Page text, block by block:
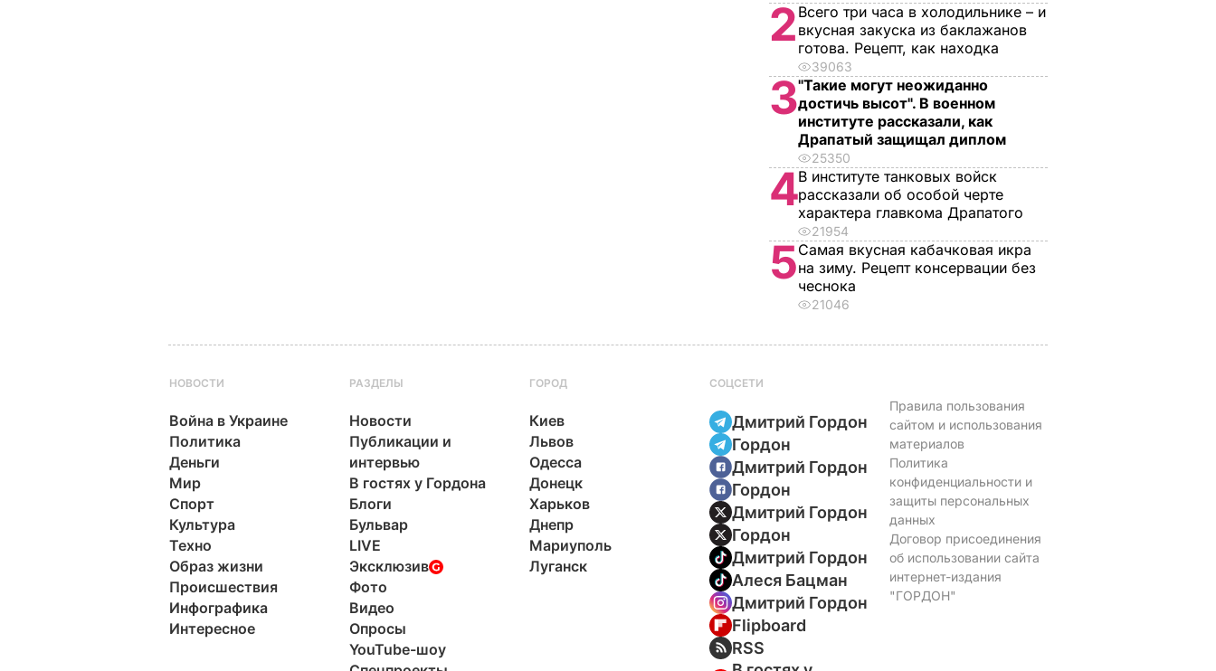
2 Всего три часа в холодильнике – и
вкусная закуска из баклажанов
готова. Рецепт, как находка
39063
3"Такие могут неожиданно
достичь высот". В военном
институте рассказали, как
Драпатый защищал диплом
25350
4В институте танковых войск
рассказали об особой черте
характера главкома Драпатого
21954
5Самая вкусная кабачковая икра
на зиму. Рецепт консервации без
чеснока
21046
НОВОСТИ
Война в Украине
Политика
Деньги
Мир
Спорт
Культура
Техно
Образ жизни
Происшествия
Инфографика
Интересное
РАЗДЕЛЫ
Новости
Публикации и
интервью
В гостях у Гордона
Блоги
Бульвар
LIVE
Эксклюзив
Фото
Видео
Опросы
YouTube-шоу
ГОРОД
Киев
Львов
Одесса
Донецк
Харьков
Днепр
Мариуполь
Луганск
СОЦСЕТИ
Дмитрий Гордон
Гордон
Дмитрий Гордон
Гордон
Дмитрий Гордон
Гордон
Дмитрий Гордон
Алеся Бацман
Дмитрий Гордон
Flipboard
RSS
Правила пользования
сайтом и использования
материалов
Политика
конфиденциальности и
защиты персональных
данных
Договор присоединения
об использовании сайта
интернет-издания
"ГОРДОН"